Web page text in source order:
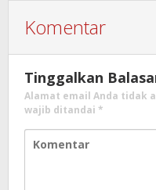
Komentar
Tinggalkan
Alamat email Anda tidak
wajib ditandai *